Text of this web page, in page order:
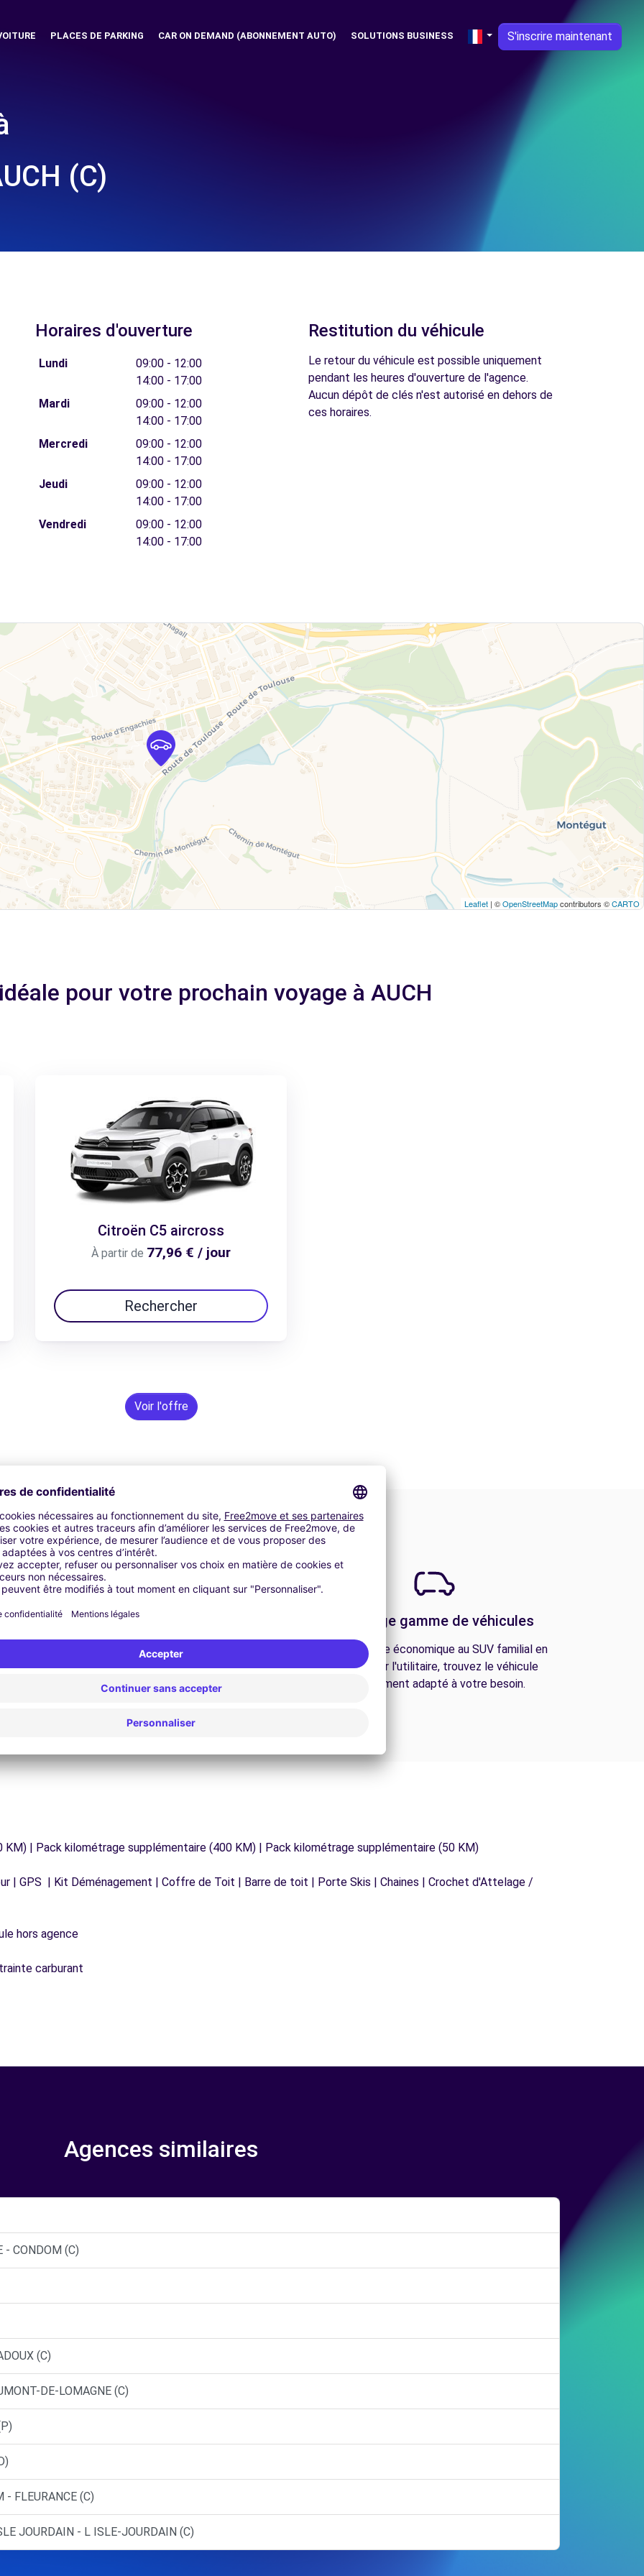
PLACES DE PARKING CAR ON DEMAND (ABONNEMENT AUTO) SOLUTIONS BUSINESS S'inscrire maintenant
(C)
Horaires d'ouverture
Lundi
09:00 - 12:00
14:00 - 17:00
Mardi
09:00 - 12:00
14:00 - 17:00
Mercredi
09:00 - 12:00
14:00 - 17:00
Jeudi
09:00 - 12:00
14:00 - 17:00
Vendredi
09:00 - 12:00
14:00 - 17:00
Restitution du véhicule
Le retour du véhicule est possible uniquement
pendant les heures d'ouverture de l'agence.
Aucun dépôt de clés n'est autorisé en dehors de
ces horaires.
Leaflet | ©OpenStreetMapcontributors ©CARTO
pour votre prochain voyage à AUCH
Citroën C5 aircross
À partir de 77,96 € / jour
Rechercher
Voir l'offre
Assistance 24h/24 et 7j/7
Un problème sur la route ? Notre service
d'assistance est disponible à tout moment pour
vous garantir un voyage sans interruption.
Une large gamme de véhicules
De la citadine économique au SUV familial en
passant par l'utilitaire, trouvez le véhicule
parfaitement adapté à votre besoin.
| Pack kilométrage supplémentaire (400 KM) | Pack kilométrage supplémentaire (50 KM)
| GPS | Kit Déménagement | Coffre de Toit | Barre de toit | Porte Skis | Chaines | Crochet d'Attelage /
hors agence
carburant
Agences similaires
- CONDOM (C)
(C)
DE-LOMAGNE (C)
FLEURANCE (C)
JOURDAIN - L ISLE-JOURDAIN (C)